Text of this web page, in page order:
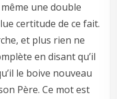
une double
certitude de ce fait.
et plus rien ne
en disant qu’il
le boive nouveau
Père. Ce mot est